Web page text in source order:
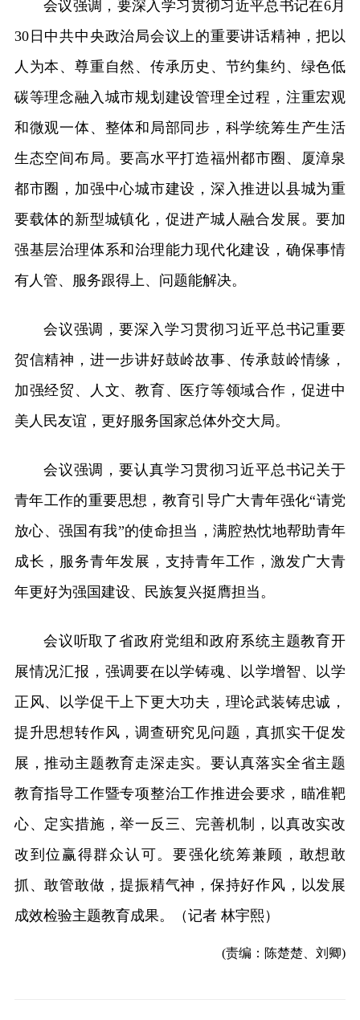
会议强调，要深入学习贯彻习近平总书记在6月
30日中共中央政治局会议上的重要讲话精神，把以
人为本、尊重自然、传承历史、节约集约、绿色低
碳等理念融入城市规划建设管理全过程，注重宏观
和微观一体、整体和局部同步，科学统筹生产生活
生态空间布局。要高水平打造福州都市圈、厦漳泉
都市圈，加强中心城市建设，深入推进以县城为重
要载体的新型城镇化，促进产城人融合发展。要加
强基层治理体系和治理能力现代化建设，确保事情
有人管、服务跟得上、问题能解决。
会议强调，要深入学习贯彻习近平总书记重要
贺信精神，进一步讲好鼓岭故事、传承鼓岭情缘，
加强经贸、人文、教育、医疗等领域合作，促进中
美人民友谊，更好服务国家总体外交大局。
会议强调，要认真学习贯彻习近平总书记关于
青年工作的重要思想，教育引导广大青年强化“请党
放心、强国有我”的使命担当，满腔热忱地帮助青年
成长，服务青年发展，支持青年工作，激发广大青
年更好为强国建设、民族复兴挺膺担当。
会议听取了省政府党组和政府系统主题教育开
展情况汇报，强调要在以学铸魂、以学增智、以学
正风、以学促干上下更大功夫，理论武装铸忠诚，
提升思想转作风，调查研究见问题，真抓实干促发
展，推动主题教育走深走实。要认真落实全省主题
教育指导工作暨专项整治工作推进会要求，瞄准靶
心、定实措施，举一反三、完善机制，以真改实改
改到位赢得群众认可。要强化统筹兼顾，敢想敢
抓、敢管敢做，提振精气神，保持好作风，以发展
成效检验主题教育成果。（记者 林宇熙）
(责编：陈楚楚、刘卿)